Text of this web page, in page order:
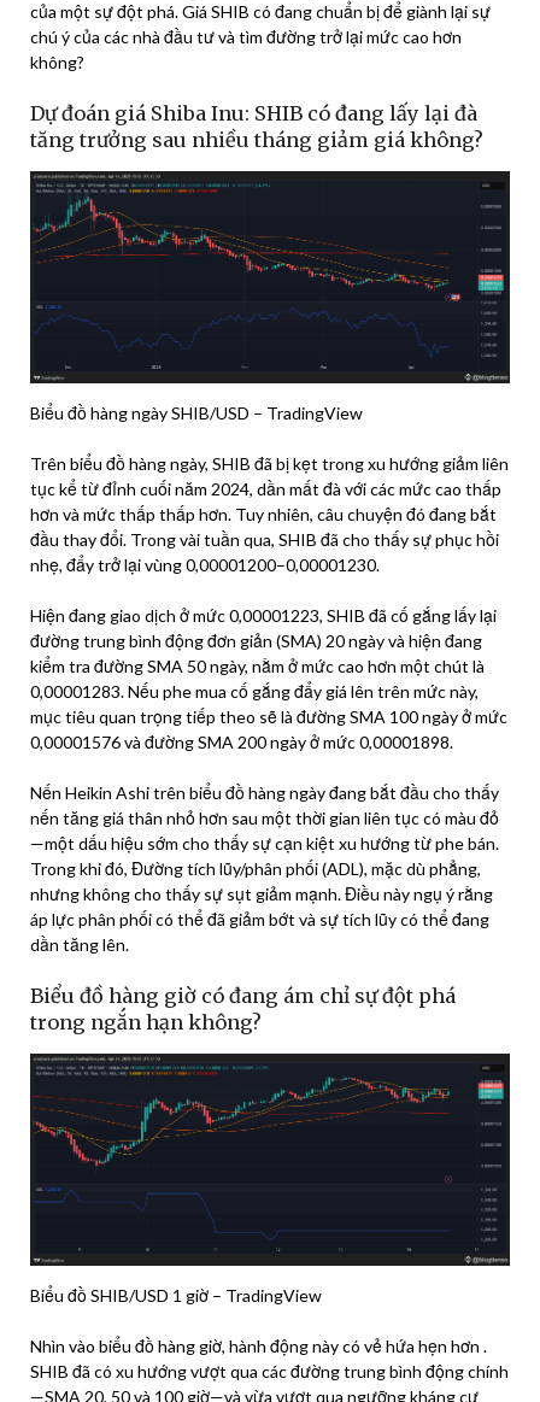
của một sự đột phá. Giá SHIB có đang chuẩn bị để giành lại sự
chú ý của các nhà đầu tư và tìm đường trở lại mức cao hơn
không?
Dự đoán giá Shiba Inu: SHIB có đang lấy lại đà
tăng trưởng sau nhiều tháng giảm giá không?
Biểu đồ hàng ngày SHIB/USD – TradingView
Trên biểu đồ hàng ngày, SHIB đã bị kẹt trong xu hướng giảm liên
tục kể từ đỉnh cuối năm 2024, dần mất đà với các mức cao thấp
hơn và mức thấp thấp hơn. Tuy nhiên, câu chuyện đó đang bắt
đầu thay đổi. Trong vài tuần qua, SHIB đã cho thấy sự phục hồi
nhẹ, đẩy trở lại vùng 0,00001200–0,00001230.
Hiện đang giao dịch ở mức 0,00001223, SHIB đã cố gắng lấy lại
đường trung bình động đơn giản (SMA) 20 ngày và hiện đang
kiểm tra đường SMA 50 ngày, nằm ở mức cao hơn một chút là
0,00001283. Nếu phe mua cố gắng đẩy giá lên trên mức này,
mục tiêu quan trọng tiếp theo sẽ là đường SMA 100 ngày ở mức
0,00001576 và đường SMA 200 ngày ở mức 0,00001898.
Nến Heikin Ashi trên biểu đồ hàng ngày đang bắt đầu cho thấy
nến tăng giá thân nhỏ hơn sau một thời gian liên tục có màu đỏ
—một dấu hiệu sớm cho thấy sự cạn kiệt xu hướng từ phe bán.
Trong khi đó, Đường tích lũy/phân phối (ADL), mặc dù phẳng,
nhưng không cho thấy sự sụt giảm mạnh. Điều này ngụ ý rằng
áp lực phân phối có thể đã giảm bớt và sự tích lũy có thể đang
dần tăng lên.
Biểu đồ hàng giờ có đang ám chỉ sự đột phá
trong ngắn hạn không?
Biểu đồ SHIB/USD 1 giờ – TradingView
Nhìn vào biểu đồ hàng giờ, hành động này có vẻ hứa hẹn hơn .
SHIB đã có xu hướng vượt qua các đường trung bình động chính
—SMA 20, 50 và 100 giờ—và vừa vượt qua ngưỡng kháng cự